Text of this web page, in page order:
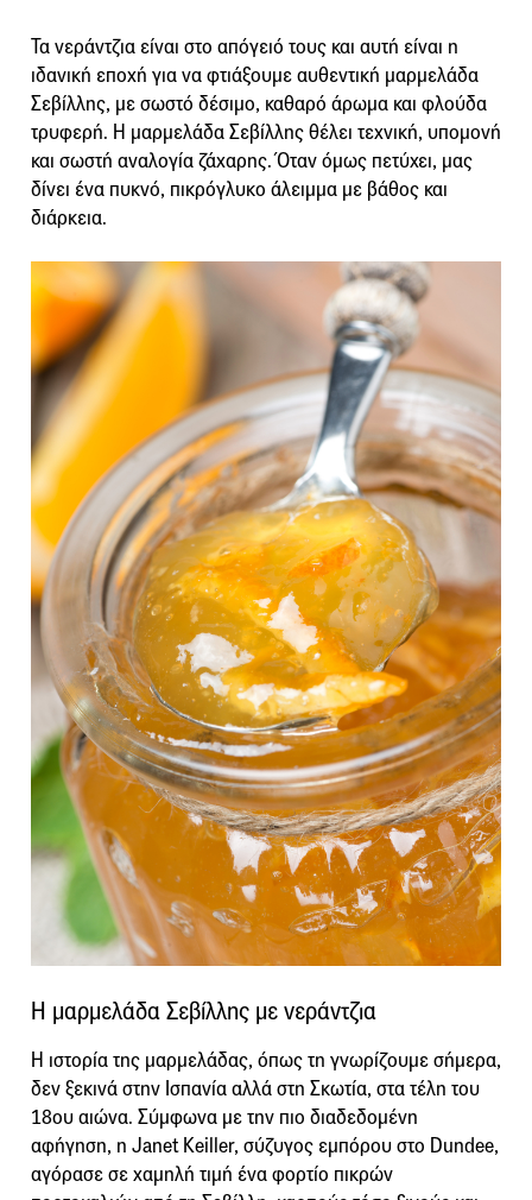
Τα νεράντζια είναι στο απόγειό τους και αυτή είναι η
ιδανική εποχή για να φτιάξουμε αυθεντική μαρμελάδα
Σεβίλλης, με σωστό δέσιμο, καθαρό άρωμα και φλούδα
τρυφερή. Η μαρμελάδα Σεβίλλης θέλει τεχνική, υπομονή
και σωστή αναλογία ζάχαρης. Όταν όμως πετύχει, μας
δίνει ένα πυκνό, πικρόγλυκο άλειμμα με βάθος και
διάρκεια.
Η μαρμελάδα Σεβίλλης με νεράντζια
Η ιστορία της μαρμελάδας, όπως τη γνωρίζουμε σήμερα,
δεν ξεκινά στην Ισπανία αλλά στη Σκωτία, στα τέλη του
18ου αιώνα. Σύμφωνα με την πιο διαδεδομένη
αφήγηση, η Janet Keiller, σύζυγος εμπόρου στο Dundee,
αγόρασε σε χαμηλή τιμή ένα φορτίο πικρών